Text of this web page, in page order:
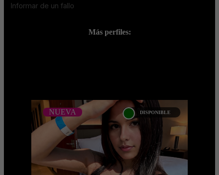
Más perfiles:
NUEVA DISPONIBLE
KAREN SEVILLA
NUEVA
Próximamente.... Algunas de nuestras
modelos aún no tienen imágenes
disponibles en la web porque están